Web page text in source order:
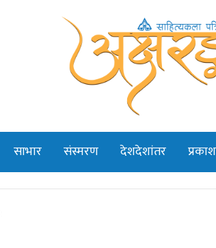
साभार संस्मरण देशदेशांतर